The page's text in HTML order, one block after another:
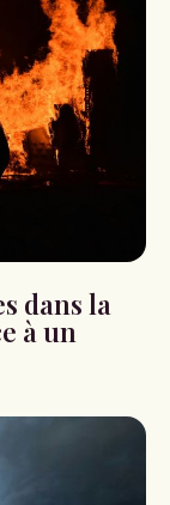
dans la
à un